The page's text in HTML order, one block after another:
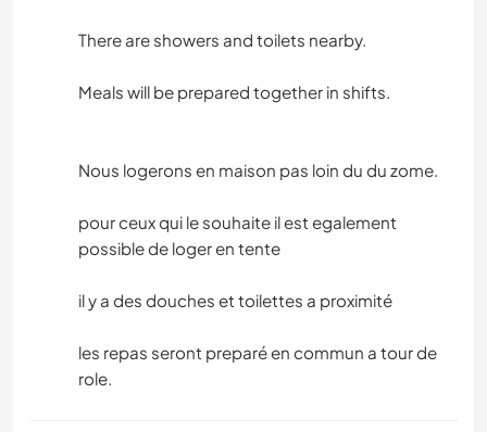
There are showers and toilets nearby.
Meals will be prepared together in shifts.
Nous logerons en maison pas loin du du zome.
pour ceux qui le souhaite il est egalement
possible de loger en tente
il y a des douches et toilettes a proximité
les repas seront preparé en commun a tour de
role.